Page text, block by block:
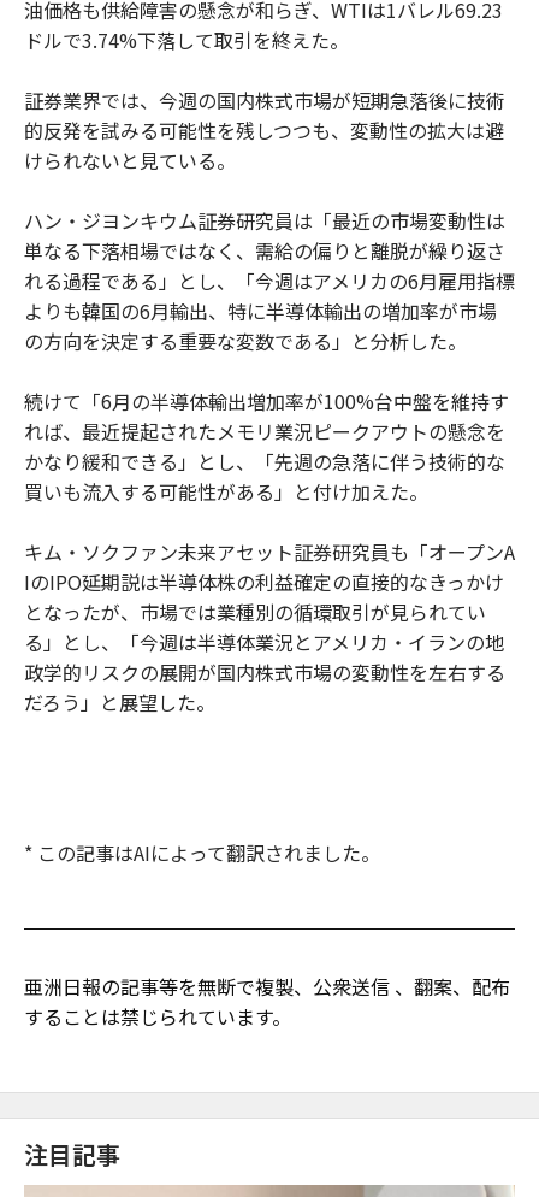
油価格も供給障害の懸念が和らぎ、WTIは1バレル69.23
ドルで3.74%下落して取引を終えた。
証券業界では、今週の国内株式市場が短期急落後に技術
的反発を試みる可能性を残しつつも、変動性の拡大は避
けられないと見ている。
ハン・ジヨンキウム証券研究員は「最近の市場変動性は
単なる下落相場ではなく、需給の偏りと離脱が繰り返さ
れる過程である」とし、「今週はアメリカの6月雇用指標
よりも韓国の6月輸出、特に半導体輸出の増加率が市場
の方向を決定する重要な変数である」と分析した。
続けて「6月の半導体輸出増加率が100%台中盤を維持す
れば、最近提起されたメモリ業況ピークアウトの懸念を
かなり緩和できる」とし、「先週の急落に伴う技術的な
買いも流入する可能性がある」と付け加えた。
キム・ソクファン未来アセット証券研究員も「オープンA
IのIPO延期説は半導体株の利益確定の直接的なきっかけ
となったが、市場では業種別の循環取引が見られてい
る」とし、「今週は半導体業況とアメリカ・イランの地
政学的リスクの展開が国内株式市場の変動性を左右する
だろう」と展望した。
* この記事はAIによって翻訳されました。
亜洲日報の記事等を無断で複製、公衆送信 、翻案、配布
することは禁じられています。
注目記事